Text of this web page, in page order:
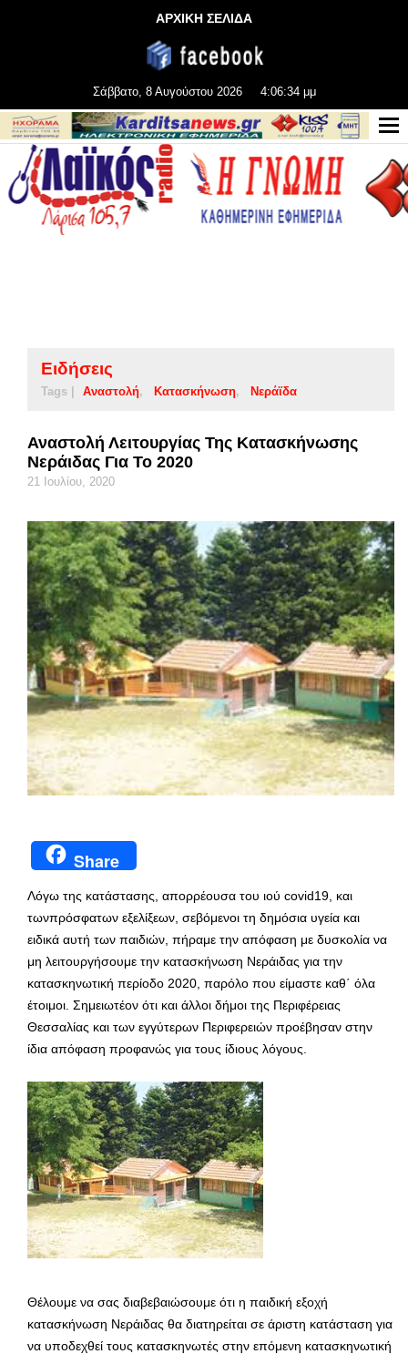
ΑΡΧΙΚΗ ΣΕΛΙΔΑ
Σάββατο, 8 Αυγούστου 2026 4:06:34 μμ
Ειδήσεις
Tags | Αναστολή Κατασκήνωση Νεράϊδα
Αναστολή Λειτουργίας Της Κατασκήνωσης
Νεράιδας Για Το 2020
21 Ιουλίου, 2020
Share
Λόγω της κατάστασης, απορρέουσα του ιού covid19, και
τωνπρόσφατων εξελίξεων, σεβόμενοι τη δημόσια υγεία και
ειδικά αυτή των παιδιών, πήραμε την απόφαση με δυσκολία να
μη λειτουργήσουμε την κατασκήνωση Νεράιδας για την
κατασκηνωτική περίοδο 2020, παρόλο που είμαστε καθ΄ όλα
έτοιμοι. Σημειωτέον ότι και άλλοι δήμοι της Περιφέρειας
Θεσσαλίας και των εγγύτερων Περιφερειών προέβησαν στην
ίδια απόφαση προφανώς για τους ίδιους λόγους.
Θέλουμε να σας διαβεβαιώσουμε ότι η παιδική εξοχή
κατασκήνωση Νεράιδας θα διατηρείται σε άριστη κατάσταση για
να υποδεχθεί τους κατασκηνωτές στην επόμενη κατασκηνωτική